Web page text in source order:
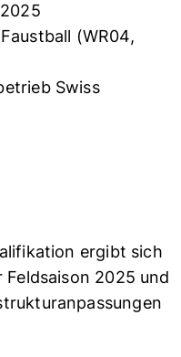
(WR04,
Swiss
ergibt sich
Feldsaison 2025 und